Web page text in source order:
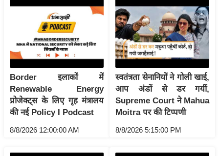
P
2
6
क्रा
इ
म
ई
पे
Border इलाकों में
Renewable Energy
प्रोजेक्ट्स के लिए गृह मंत्रालय
की नई Policy I Podcast
8/8/2026 12:00:00 AM
स्वतंत्रता सेनानियों ने गोली खाई,
आप अंडों से डर गयीं,
Supreme Court ने Mahua
Moitra पर की टिप्पणी
8/8/2026 5:15:00 PM